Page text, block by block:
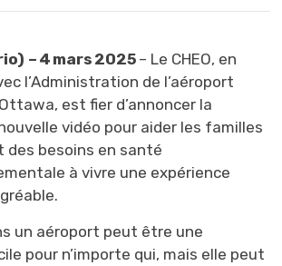
– 4 mars 2025 – Le CHEO, en
l’Administration de l’aéroport
est fier d’annoncer la
vidéo pour aider les familles
des besoins en santé
à vivre une expérience
.
un aéroport peut être une
pour n’importe qui, mais elle peut